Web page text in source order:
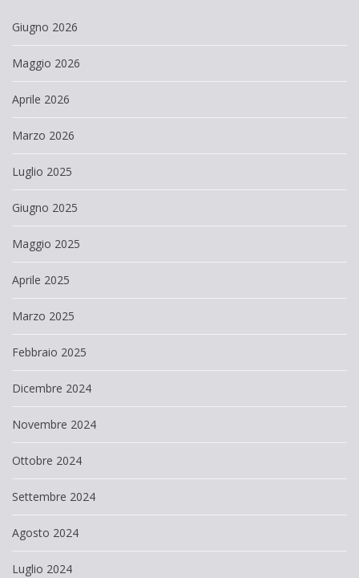
Giugno 2026
Maggio 2026
Aprile 2026
Marzo 2026
Luglio 2025
Giugno 2025
Maggio 2025
Aprile 2025
Marzo 2025
Febbraio 2025
Dicembre 2024
Novembre 2024
Ottobre 2024
Settembre 2024
Agosto 2024
Luglio 2024